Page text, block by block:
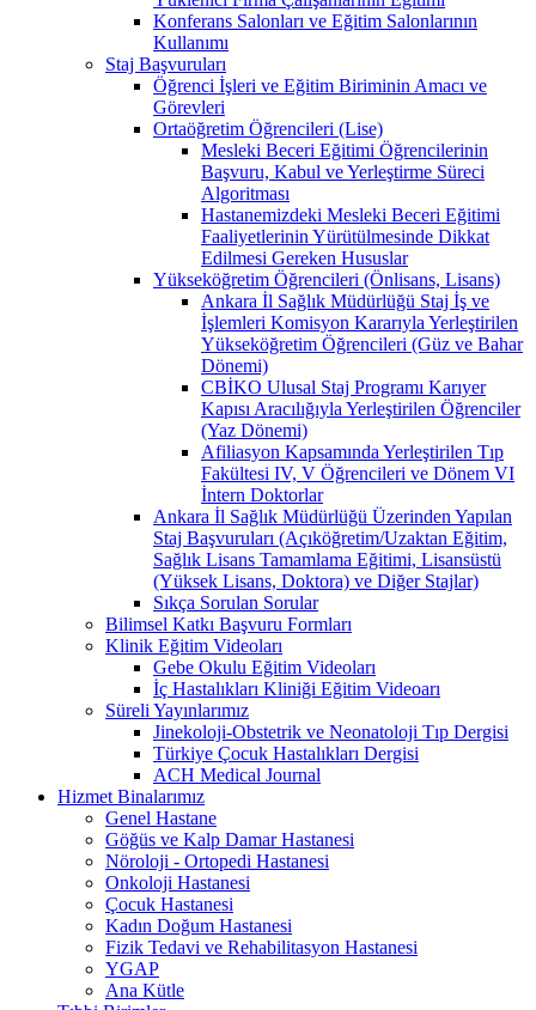
Konferans Salonları ve Eğitim Salonlarının
Kullanımı
Staj Başvuruları
Öğrenci İşleri ve Eğitim Biriminin Amacı ve
Görevleri
Ortaöğretim Öğrencileri (Lise)
Mesleki Beceri Eğitimi Öğrencilerinin
Başvuru, Kabul ve Yerleştirme Süreci
Algoritması
Hastanemizdeki Mesleki Beceri Eğitimi
Faaliyetlerinin Yürütülmesinde Dikkat
Edilmesi Gereken Hususlar
Yükseköğretim Öğrencileri (Önlisans, Lisans)
Ankara İl Sağlık Müdürlüğü Staj İş ve
İşlemleri Komisyon Kararıyla Yerleştirilen
Yükseköğretim Öğrencileri (Güz ve Bahar
Dönemi)
CBİKO Ulusal Staj Programı Karıyer
Kapısı Aracılığıyla Yerleştirilen Öğrenciler
(Yaz Dönemi)
Afiliasyon Kapsamında Yerleştirilen Tıp
Fakültesi IV, V Öğrencileri ve Dönem VI
İntern Doktorlar
Ankara İl Sağlık Müdürlüğü Üzerinden Yapılan
Staj Başvuruları (Açıköğretim/Uzaktan Eğitim,
Sağlık Lisans Tamamlama Eğitimi, Lisansüstü
(Yüksek Lisans, Doktora) ve Diğer Stajlar)
Sıkça Sorulan Sorular
Bilimsel Katkı Başvuru Formları
Klinik Eğitim Videoları
Gebe Okulu Eğitim Videoları
İç Hastalıkları Kliniği Eğitim Videoarı
Süreli Yayınlarımız
Jinekoloji-Obstetrik ve Neonatoloji Tıp Dergisi
Türkiye Çocuk Hastalıkları Dergisi
ACH Medical Journal
Hizmet Binalarımız
Genel Hastane
Göğüs ve Kalp Damar Hastanesi
Nöroloji - Ortopedi Hastanesi
Onkoloji Hastanesi
Çocuk Hastanesi
Kadın Doğum Hastanesi
Fizik Tedavi ve Rehabilitasyon Hastanesi
YGAP
Ana Kütle